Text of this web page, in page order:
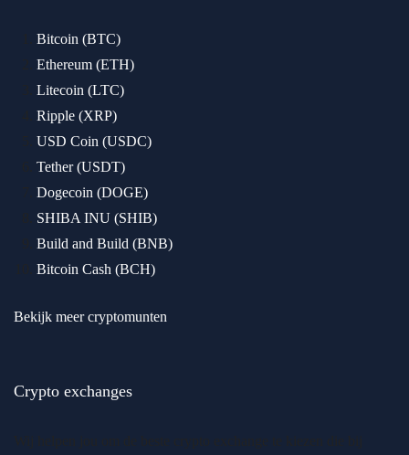
Bitcoin (BTC)
Ethereum (ETH)
Litecoin (LTC)
Ripple (XRP)
USD Coin (USDC)
Tether (USDT)
Dogecoin (DOGE)
SHIBA INU (SHIB)
Build and Build (BNB)
Bitcoin Cash (BCH)
Bekijk meer cryptomunten
Crypto exchanges